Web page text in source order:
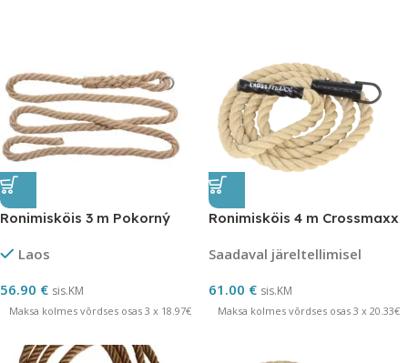
Ronimisköis 3 m Pokorný
Laos
56.90 € sis.KM
Maksa kolmes võrdses osas 3 x 18.97€
Ronimisköis 4 m Crossmaxx
Saadaval järeltellimisel
61.00 € sis.KM
Maksa kolmes võrdses osas 3 x 20.33€